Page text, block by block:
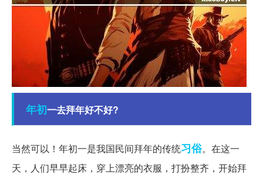
年初一去拜年好不好?
当然可以！年初一是我国民间拜年的传统习俗。在这一
天，人们早早起床，穿上漂亮的衣服，打扮整齐，开始拜